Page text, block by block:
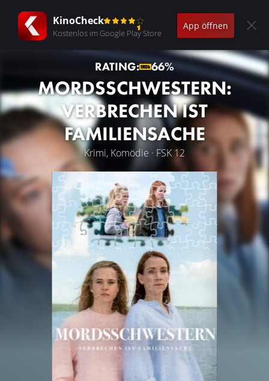
KinoCheck
Kostenlos im Google Play Store
App öffnen
RATING: 66%
MORDSSCHWESTERN:
VERBRECHEN IST
FAMILIENSACHE
Krimi, Komödie · FSK 12